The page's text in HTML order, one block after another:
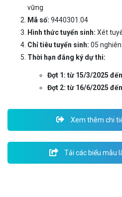
vững
Mã số: 9440301.04
Hình thức tuyển sinh: Xét
Chỉ tiêu tuyển sinh: 05
Thời hạn đăng ký dự thi:
Đợt 1: từ 15/3/2025
Đợt 2: từ 16/6/2025
Xem thêm chi
Tải các biểu mẫu